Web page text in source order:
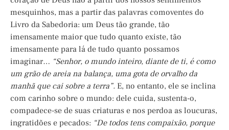
mesquinhos, mas a partir das palavras comoventes do
Livro da Sabedoria: um Deus tão grande, tão
imensamente maior que tudo quanto existe, tão
imensamente para lá de tudo quanto possamos
imaginar… “Senhor, o mundo inteiro, diante de ti, é como
um grão de areia na balança, uma gota de orvalho da
manhã que cai sobre a terra”. E, no entanto, ele se inclina
com carinho sobre o mundo: dele cuida, sustenta-o,
compadece-se de suas criaturas e nos perdoa as loucuras,
ingratidões e pecados: “De todos tens compaixão, porque